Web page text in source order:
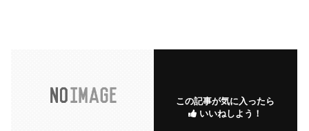
この記事が気に入ったら
いいねしよう！